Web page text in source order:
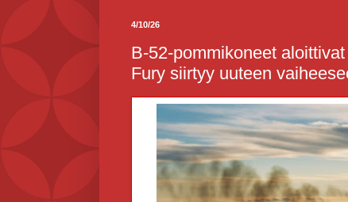
4/10/26
B-52-pommikoneet
Fury siirtyy uuteen